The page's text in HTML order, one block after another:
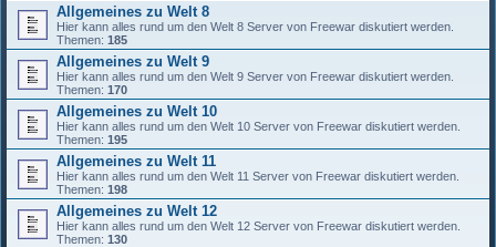
Allgemeines zu Welt 8
Hier kann alles rund um den Welt 8 Server von Freewar diskutiert werden.
Themen: 185
Allgemeines zu Welt 9
Hier kann alles rund um den Welt 9 Server von Freewar diskutiert werden.
Themen: 170
Allgemeines zu Welt 10
Hier kann alles rund um den Welt 10 Server von Freewar diskutiert werden.
Themen: 195
Allgemeines zu Welt 11
Hier kann alles rund um den Welt 11 Server von Freewar diskutiert werden.
Themen: 198
Allgemeines zu Welt 12
Hier kann alles rund um den Welt 12 Server von Freewar diskutiert werden.
Themen: 130